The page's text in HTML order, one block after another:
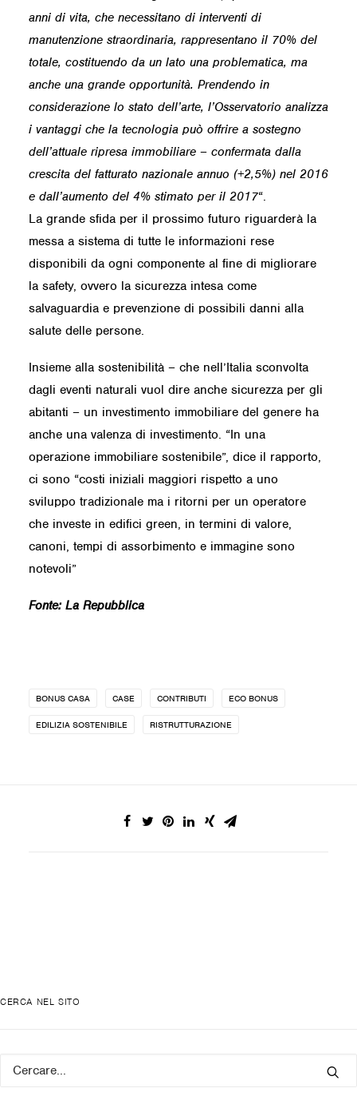
anni di vita, che necessitano di interventi di
manutenzione straordinaria, rappresentano il 70% del
totale, costituendo da un lato una problematica, ma
anche una grande opportunità. Prendendo in
considerazione lo stato dell’arte, l’Osservatorio analizza
i vantaggi che la tecnologia può offrire a sostegno
dell’attuale ripresa immobiliare – confermata dalla
crescita del fatturato nazionale annuo (+2,5%) nel 2016
e dall’aumento del 4% stimato per il 2017“.
La grande sfida per il prossimo futuro riguarderà la
messa a sistema di tutte le informazioni rese
disponibili da ogni componente al fine di migliorare
la safety, ovvero la sicurezza intesa come
salvaguardia e prevenzione di possibili danni alla
salute delle persone.
Insieme alla sostenibilità – che nell’Italia sconvolta
dagli eventi naturali vuol dire anche sicurezza per gli
abitanti – un investimento immobiliare del genere ha
anche una valenza di investimento. “In una
operazione immobiliare sostenibile”, dice il rapporto,
ci sono “costi iniziali maggiori rispetto a uno
sviluppo tradizionale ma i ritorni per un operatore
che investe in edifici green, in termini di valore,
canoni, tempi di assorbimento e immagine sono
notevoli”
Fonte: La Repubblica
BONUS CASA CASE CONTRIBUTI ECO BONUS
EDILIZIA SOSTENIBILE RISTRUTTURAZIONE
CERCA NEL SITO